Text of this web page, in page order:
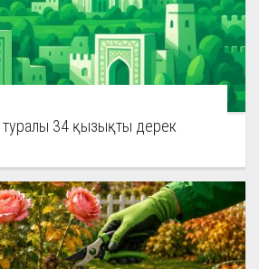
34 қызықты дерек